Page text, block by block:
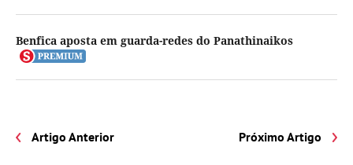
Benfica aposta em guarda-redes do Panathinaikos
Artigo Anterior Próximo Artigo